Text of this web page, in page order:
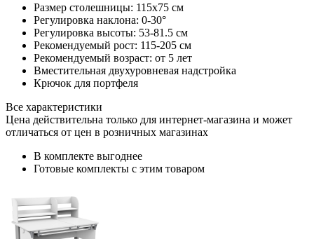
Размер столешницы: 115x75 см
Регулировка наклона: 0-30°
Регулировка высоты: 53-81.5 см
Рекомендуемый рост: 115-205 см
Рекомендуемый возраст: от 5 лет
Вместительная двухуровневая надстройка
Крючок для портфеля
Все характеристики
Цена действительна только для интернет-магазина и может
отличаться от цен в розничных магазинах
В комплекте выгоднее
Готовые комплекты с этим товаром